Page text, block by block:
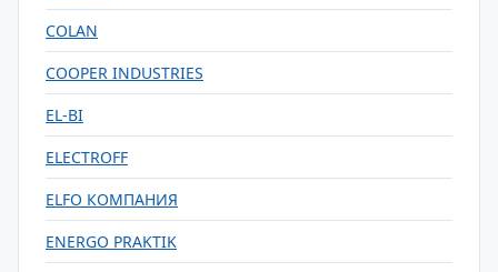
COLAN
COOPER INDUSTRIES
EL-BI
ELECTROFF
ELFO КОМПАНИЯ
ENERGO PRAKTIK